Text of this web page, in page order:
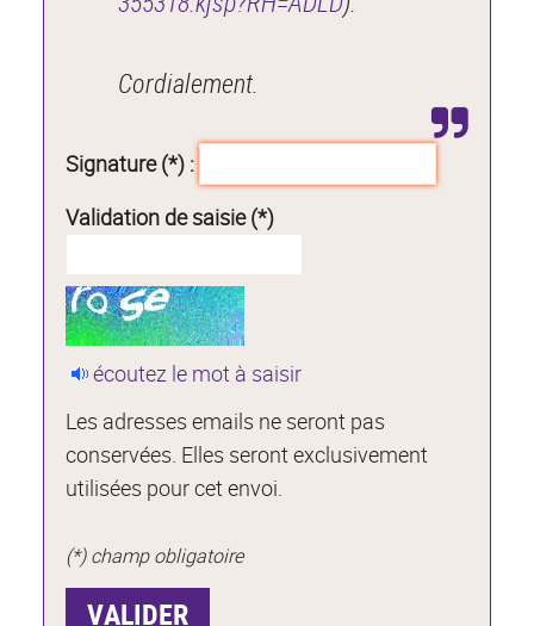
Cordialement.
Signature (*) :
Validation de saisie (*)
écoutez le mot à saisir
Les adresses emails ne seront pas
conservées. Elles seront exclusivement
utilisées pour cet envoi.
(*) champ obligatoire